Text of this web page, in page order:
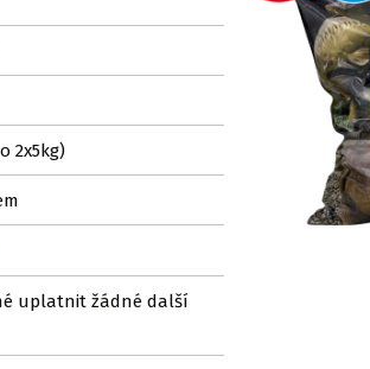
2x5kg)
uplatnit žádné další